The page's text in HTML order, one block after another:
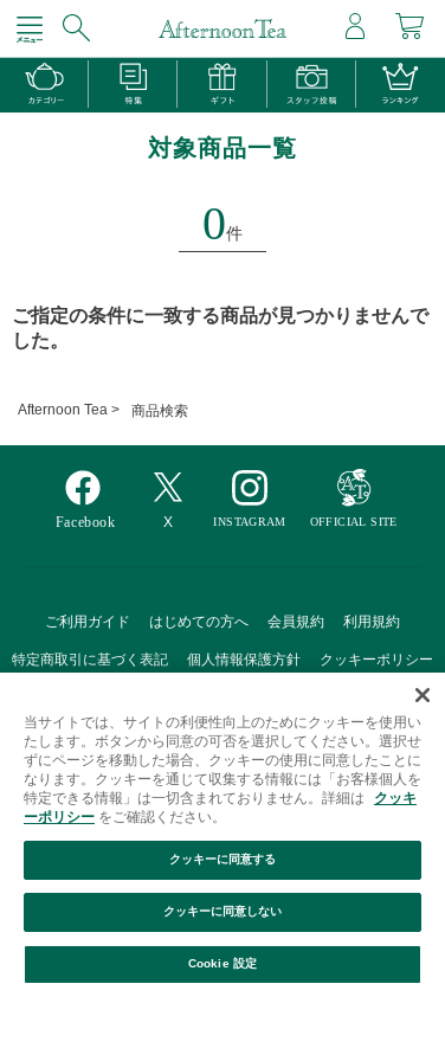
対象商品一覧
0件
絞り込み 並び替え
ご指定の条件に一致する商品が見つかりませんで
した。
Afternoon Tea > 商品検索
ご利用ガイド はじめての方へ 会員規約 利用規約
特定商取引に基づく表記 個人情報保護方針 クッキーポリシー
Afternoon Tea(アフタヌーンティー)公式オンラインストアで
は、
キッチン・ダイニングなどの生活雑貨、紅茶・焼き菓子など、
毎日新商品をご用意しています。
当サイトでは、サイトの利便性向上のためにクッキーを使用い
たします。ボタンから同意の可否を選択してください。選択せ
ずにページを移動した場合、クッキーの使用に同意したことに
なります。クッキーを通じて収集する情報には「お客様個人を
特定できる情報」は一切含まれておりません。詳細は
クッキ
ーポリシー をご確認ください。
Cookie 設定
クッキーに同意しない
クッキーに同意する